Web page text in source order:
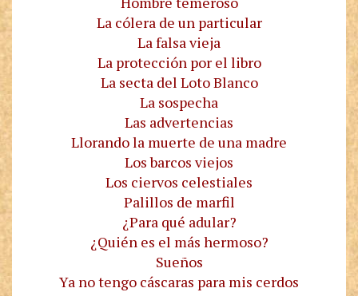
La cólera de un particular
La falsa vieja
La protección por el libro
La secta del Loto Blanco
La sospecha
Las advertencias
Llorando la muerte de una madre
Los barcos viejos
Los ciervos celestiales
Palillos de marfil
¿Para qué adular?
¿Quién es el más hermoso?
Sueños
Ya no tengo cáscaras para mis cerdos